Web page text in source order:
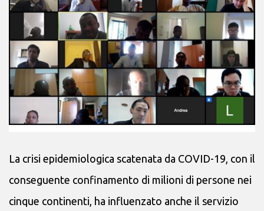
La crisi epidemiologica scatenata da COVID-19, con il
conseguente confinamento di milioni di persone nei
cinque continenti, ha influenzato anche il servizio